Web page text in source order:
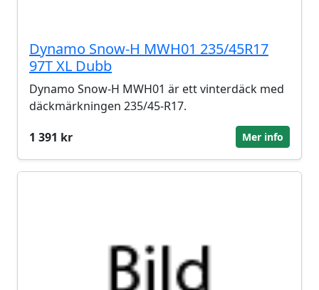
Dynamo Snow-H MWH01 235/45R17
97T XL Dubb
Dynamo Snow-H MWH01 är ett vinterdäck med
däckmärkningen 235/45-R17.
1 391 kr
Mer info